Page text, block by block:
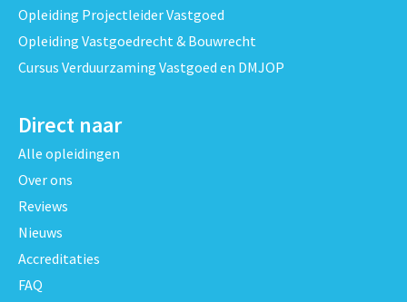
Opleiding Projectleider Vastgoed
Opleiding Vastgoedrecht & Bouwrecht
Cursus Verduurzaming Vastgoed en DMJOP
Direct naar
Alle opleidingen
Over ons
Reviews
Nieuws
Accreditaties
FAQ